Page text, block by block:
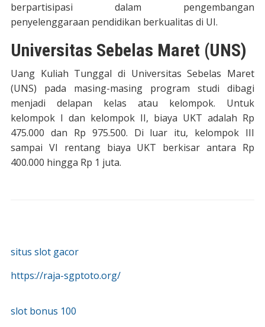
situs slot gacor
https://raja-sgptoto.org/
slot bonus 100
berpartisipasi dalam pengembangan
penyelenggaraan pendidikan berkualitas di UI.
Universitas Sebelas Maret (UNS)
Uang Kuliah Tunggal di Universitas Sebelas Maret
(UNS) pada masing-masing program studi dibagi
menjadi delapan kelas atau kelompok. Untuk
kelompok I dan kelompok II, biaya UKT adalah Rp
475.000 dan Rp 975.500. Di luar itu, kelompok III
sampai VI rentang biaya UKT berkisar antara Rp
400.000 hingga Rp 1 juta.